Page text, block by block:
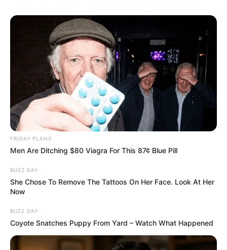
FRIDAY PLANS
Men Are Ditching $80 Viagra For This 87¢ Blue Pill
BUZZ DAY
She Chose To Remove The Tattoos On Her Face. Look At Her
Now
BUZZ DAY
Coyote Snatches Puppy From Yard – Watch What Happened